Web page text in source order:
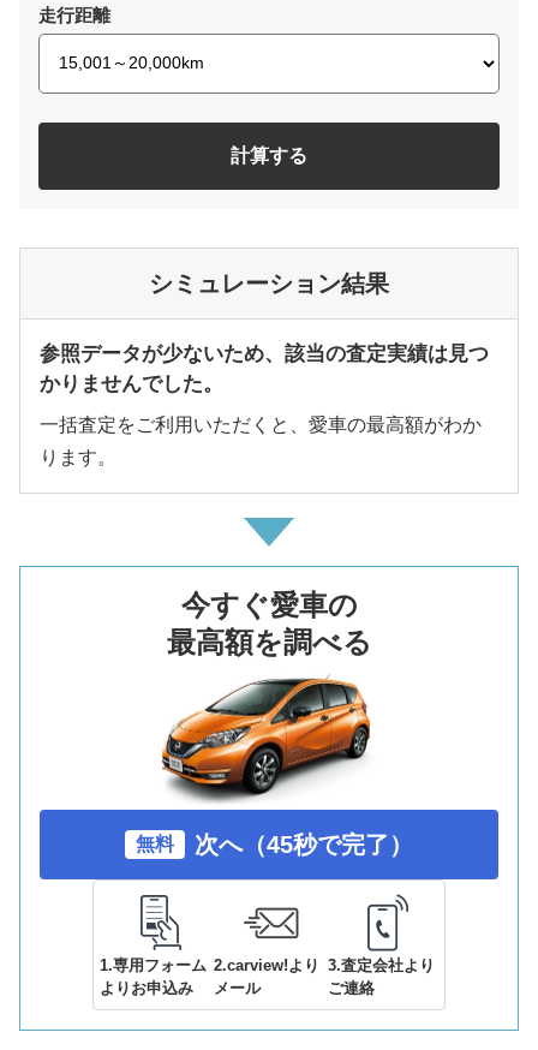
走行距離
計算する
シミュレーション結果
参照データが少ないため、該当の査定実績は見つ
かりませんでした。
一括査定をご利用いただくと、愛車の最高額がわか
ります。
今すぐ愛車の
最高額を調べる
無料 次へ（45秒で完了）
1.専用フォーム
よりお申込み
2.carview!より
メール
3.査定会社より
ご連絡